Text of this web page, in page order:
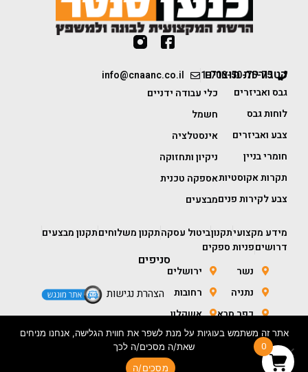
1-700-50-75-75
info@cnaanc.co.il קטגוריות מוצרים
גבס ואביזרים
לוחות גבס
צבע ואביזרים
חומרי בניין
תקרות אקוסטיות
צבע לקירות פנים
כלי עבודה ידניים
חשמל
אינסטלציה
ניקיון ותחזוקה
אספקה טכנית
מבצעים
מידע מקצועיתקנוןביטול עסקהתקנון משלוחיםתקנון מבצעים
דרושיםפניות ספקים
סניפים
נשר
נתניה
כפר סבא
חולון
ירושלים
רחובות
אשקלון
באר שבע
הצהרת נגישות
0
אתר זה משתמש בעוגיות על מנת לשפר את חווית הגלישה, אנחנו מניחים
שאת/ה מסכים/ה לכך
מסכים/ה